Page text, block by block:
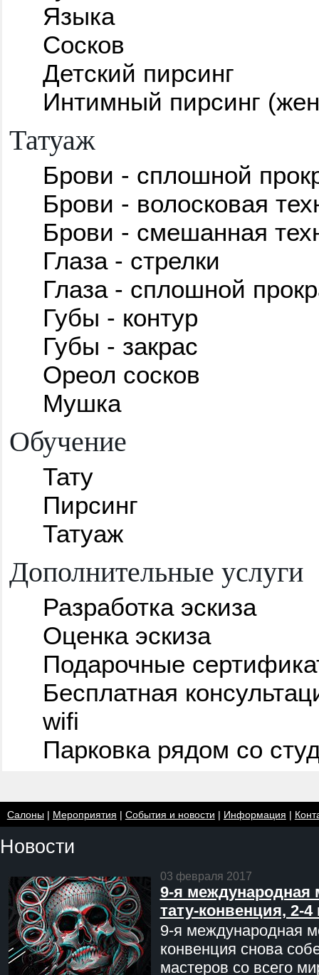
Языка
Сосков
Детский пирсинг
Интимный пирсинг
Татуаж
Брови - сплошной
Брови - волосковая
Брови - смешанная
Глаза - стрелки
Глаза - сплошной
Губы - контур
Губы - закрас
Ореол сосков
Мушка
Обучение
Тату
Пирсинг
Татуаж
Дополнительные услуги
Разработка эскиза
Оценка эскиза
Подарочные
Бесплатная
wifi
Парковка рядом со
Салоны| Мероприятия | События и новости | Информация |
Новости
03 февраля 2017
9-я международная
тату-конвенция, 2-
9-я международная
конвенция снова
мастеров со всего